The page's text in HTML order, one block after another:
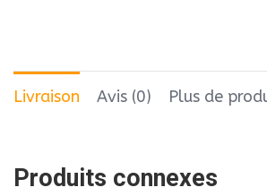
Livraison Avis (0) Plus de
Produits connexes